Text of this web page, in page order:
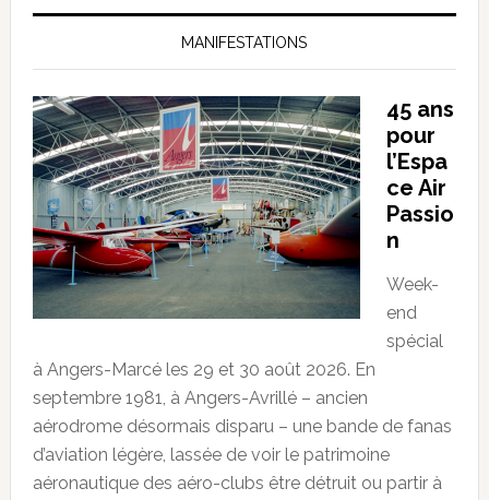
MANIFESTATIONS
45 ans
pour
l’Espa
ce Air
Passio
n
Week-
end
spécial
à Angers-Marcé les 29 et 30 août 2026. En
septembre 1981, à Angers-Avrillé – ancien
aérodrome désormais disparu – une bande de fanas
d’aviation légère, lassée de voir le patrimoine
aéronautique des aéro-clubs être détruit ou partir à